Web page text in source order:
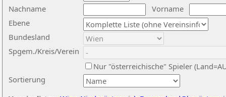
Nachname
Vorname
Ebene
Sortierung
Bundesland
Spgem./Kreis/Verein
Nur "österreichische" Spieler